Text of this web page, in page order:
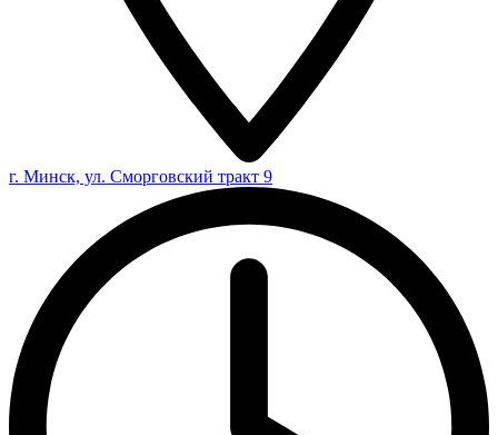
г. Минск, ул. Сморговский тракт 9